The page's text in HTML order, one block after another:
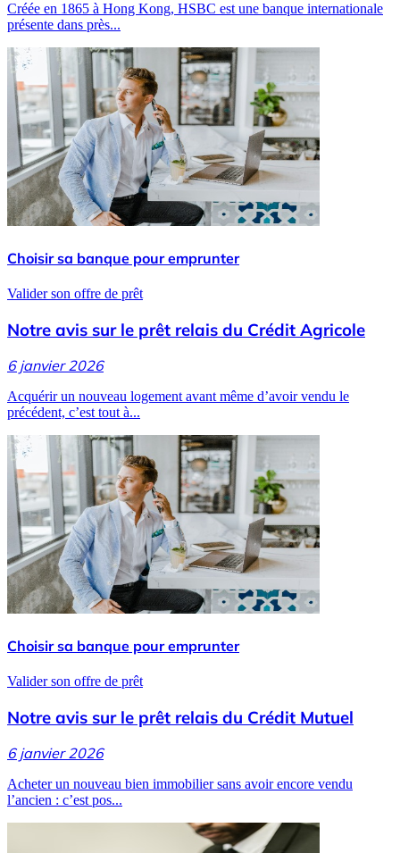
Créée en 1865 à Hong Kong, HSBC est une banque internationale
présente dans près...
Choisir sa banque pour emprunter
Valider son offre de prêt
Notre avis sur le prêt relais du Crédit Agricole
6 janvier 2026
Acquérir un nouveau logement avant même d’avoir vendu le
précédent, c’est tout à...
Choisir sa banque pour emprunter
Valider son offre de prêt
Notre avis sur le prêt relais du Crédit Mutuel
6 janvier 2026
Acheter un nouveau bien immobilier sans avoir encore vendu
l’ancien : c’est pos...